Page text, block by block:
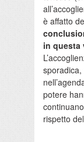
è affatto
in questa
potere
rispetto